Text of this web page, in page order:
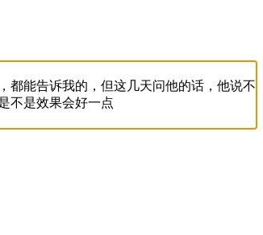
都能告诉我的，但这几天问他的话，他说不
不是效果会好一点